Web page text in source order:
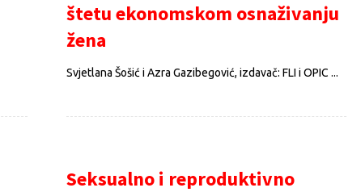
štetu ekonomskom osnaživanju
žena
Svjetlana Šošić i Azra Gazibegović, izdavač: FLI i OPIC ...
Seksualno i reproduktivno